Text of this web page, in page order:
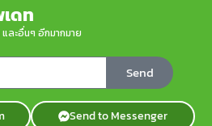
ดท
ละอื่นๆ อีกมากมาย
Send
Send to Messenger